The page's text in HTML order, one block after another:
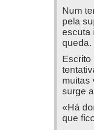
Num
pela
escuta
queda.
Escrito
muitas
surge
«Há
que